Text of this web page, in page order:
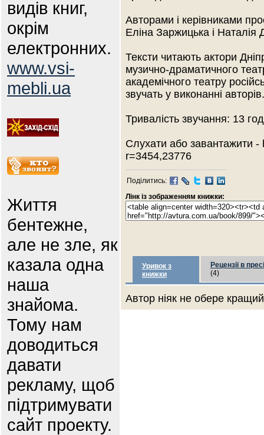
видів книг,
окрім
електронних.
www.vsi-
mebli.ua
Життя
бентежне,
але не зле, як
казала одна
наша
знайома.
Тому нам
доводиться
давати
рекламу, щоб
підтримувати
сайт проекту.
Авторами і керівниками
Еліна Заржицька і Наталія
Тексти читають актори
музично-драматичного
академічного театру
звучать у виконанні авторів.
Тривалість звучання: 13
Слухати або завантажити
r=3454,23776
Поділитись:
Лінк із зображенням книжки:
Уривок з
книжки
Рецензії в пресі
(4)
Автор ніяк не обере